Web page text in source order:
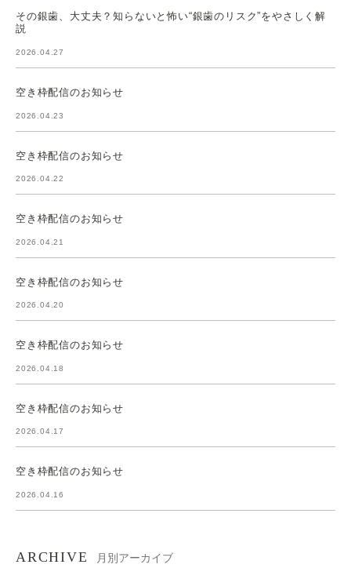
その銀歯、大丈夫？知らないと怖い“銀歯のリスク”をやさしく解
説
2026.04.27
空き枠配信のお知らせ
2026.04.23
空き枠配信のお知らせ
2026.04.22
空き枠配信のお知らせ
2026.04.21
空き枠配信のお知らせ
2026.04.20
空き枠配信のお知らせ
2026.04.18
空き枠配信のお知らせ
2026.04.17
空き枠配信のお知らせ
2026.04.16
ARCHIVE 月別アーカイブ